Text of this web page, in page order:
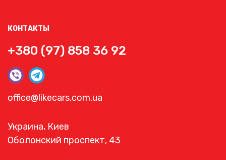
КОНТАКТЫ
+380 (97) 858 36 92
office@likecars.com.ua
Украина, Киев
Оболонский проспект, 43